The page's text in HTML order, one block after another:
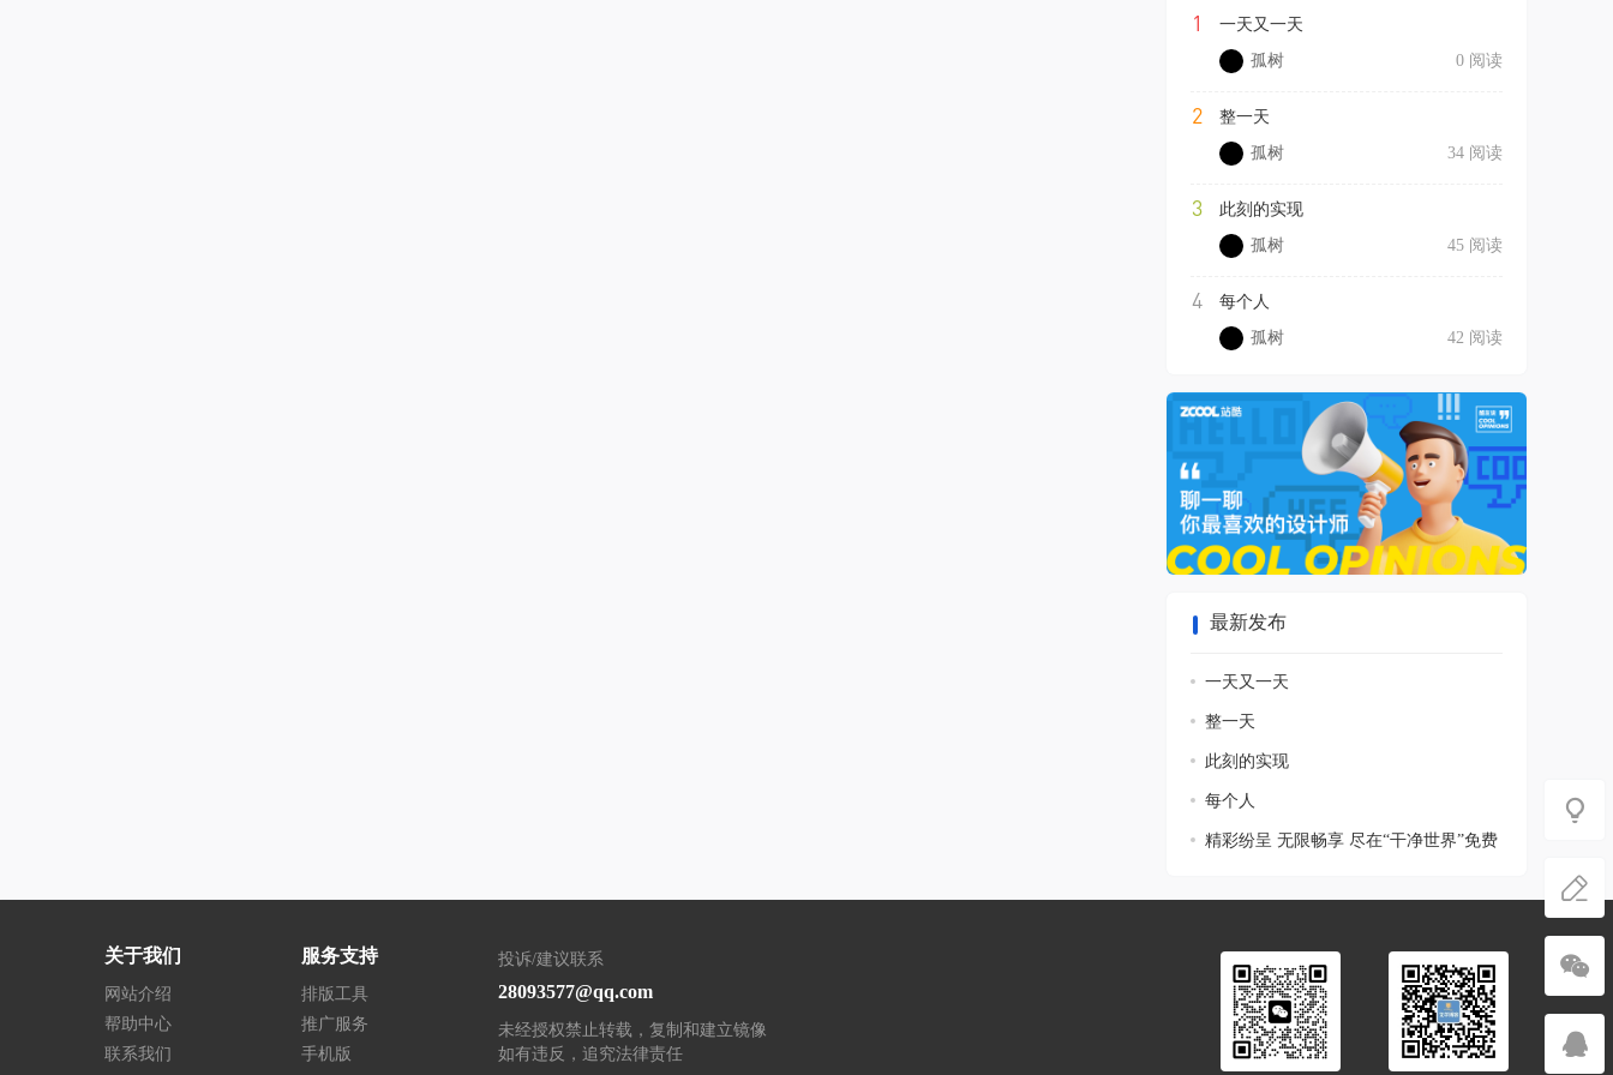
1
一天又一天
0 阅读
孤树
2
整一天
34 阅读
孤树
3
此刻的实现
45 阅读
孤树
4
每个人
42 阅读
孤树
最新发布
一天又一天
整一天
此刻的实现
每个人
精彩纷呈 无限畅享 尽在“干净世界”免费
关于我们
网站介绍
帮助中心
联系我们
服务支持
排版工具
推广服务
手机版
投诉/建议联系
28093577@qq.com
未经授权禁止转载，复制和建立镜像
如有违反，追究法律责任